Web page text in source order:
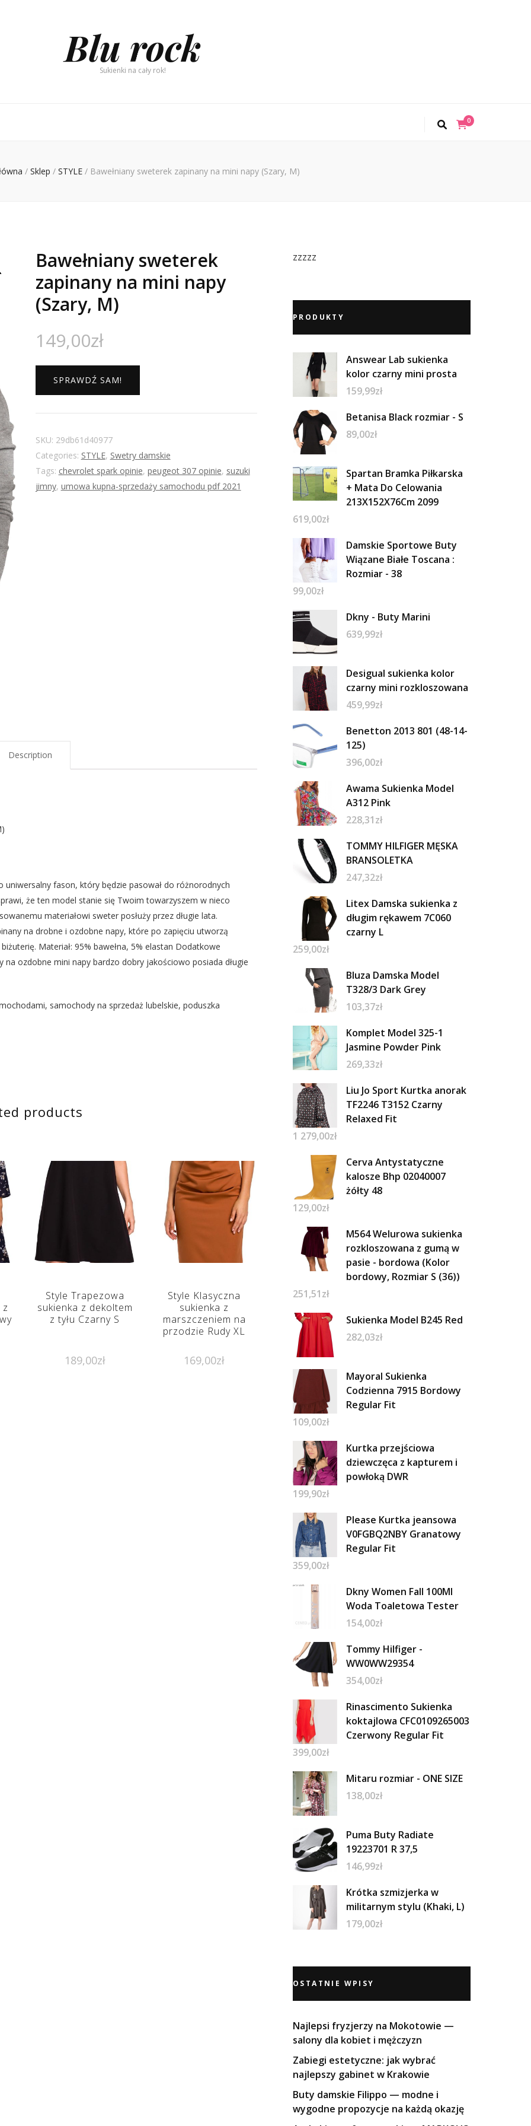
Blu rock
Sukienki na cały rok!
0
/ Sklep / STYLE / Bawełniany sweterek zapinany na mini napy (Szary, M)
Bawełniany sweterek
zapinany na mini napy
(Szary, M)
149,00zł
SPRAWDŹ SAM!
SKU: 29db61d40977
Categories: STYLE, Swetry damskie
Tags: chevrolet spark opinie, peugeot 307 opinie, suzuki
jimny, umowa kupna-sprzedaży samochodu pdf 2021
Description
uniwersalny fason, który będzie pasował do różnorodnych
że ten model stanie się Twoim towarzyszem w nieco
materiałowi sweter posłuży przez długie lata.
na drobne i ozdobne napy, które po zapięciu utworzą
Materiał: 95% bawełna, 5% elastan Dodatkowe
ozdobne mini napy bardzo dobry jakościowo posiada długie
samochody na sprzedaż lubelskie, poduszka
products
Style Trapezowa
sukienka z dekoltem
z tyłu Czarny S
189,00zł
Style Klasyczna
sukienka z
marszczeniem na
przodzie Rudy XL
169,00zł
zzzzz
PRODUKTY
Answear Lab sukienka
kolor czarny mini prosta
159,99zł
Betanisa Black rozmiar - S
89,00zł
Spartan Bramka Piłkarska
+ Mata Do Celowania
213X152X76Cm 2099
619,00zł
Damskie Sportowe Buty
Wiązane Białe Toscana :
Rozmiar - 38
99,00zł
Dkny - Buty Marini
639,99zł
Desigual sukienka kolor
czarny mini rozkloszowana
459,99zł
Benetton 2013 801 (48-14-
125)
396,00zł
Awama Sukienka Model
A312 Pink
228,31zł
TOMMY HILFIGER MĘSKA
BRANSOLETKA
247,32zł
Litex Damska sukienka z
długim rękawem 7C060
czarny L
259,00zł
Bluza Damska Model
T328/3 Dark Grey
103,37zł
Komplet Model 325-1
Jasmine Powder Pink
269,33zł
Liu Jo Sport Kurtka anorak
TF2246 T3152 Czarny
Relaxed Fit
1 279,00zł
Cerva Antystatyczne
kalosze Bhp 02040007
żółty 48
129,00zł
M564 Welurowa sukienka
rozkloszowana z gumą w
pasie - bordowa (Kolor
bordowy, Rozmiar S (36))
251,51zł
Sukienka Model B245 Red
282,03zł
Mayoral Sukienka
Codzienna 7915 Bordowy
Regular Fit
109,00zł
Kurtka przejściowa
dziewczęca z kapturem i
powłoką DWR
199,90zł
Please Kurtka jeansowa
V0FGBQ2NBY Granatowy
Regular Fit
359,00zł
Dkny Women Fall 100Ml
Woda Toaletowa Tester
154,00zł
Tommy Hilfiger -
WW0WW29354
354,00zł
Rinascimento Sukienka
koktajlowa CFC0109265003
Czerwony Regular Fit
399,00zł
Mitaru rozmiar - ONE SIZE
138,00zł
Puma Buty Radiate
19223701 R 37,5
146,99zł
Krótka szmizjerka w
militarnym stylu (Khaki, L)
179,00zł
OSTATNIE WPISY
Najlepsi fryzjerzy na Mokotowie —
salony dla kobiet i mężczyzn
Zabiegi estetyczne: jak wybrać
najlepszy gabinet w Krakowie
Buty damskie Filippo — modne i
wygodne propozycje na każdą okazję